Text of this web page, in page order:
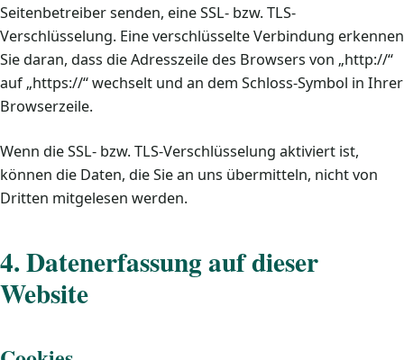
Seitenbetreiber senden, eine SSL- bzw. TLS-
Verschlüsselung. Eine verschlüsselte Verbindung erkennen
Sie daran, dass die Adresszeile des Browsers von „http://“
auf „https://“ wechselt und an dem Schloss-Symbol in Ihrer
Browserzeile.
Wenn die SSL- bzw. TLS-Verschlüsselung aktiviert ist,
können die Daten, die Sie an uns übermitteln, nicht von
Dritten mitgelesen werden.
4. Datenerfassung auf dieser
Website